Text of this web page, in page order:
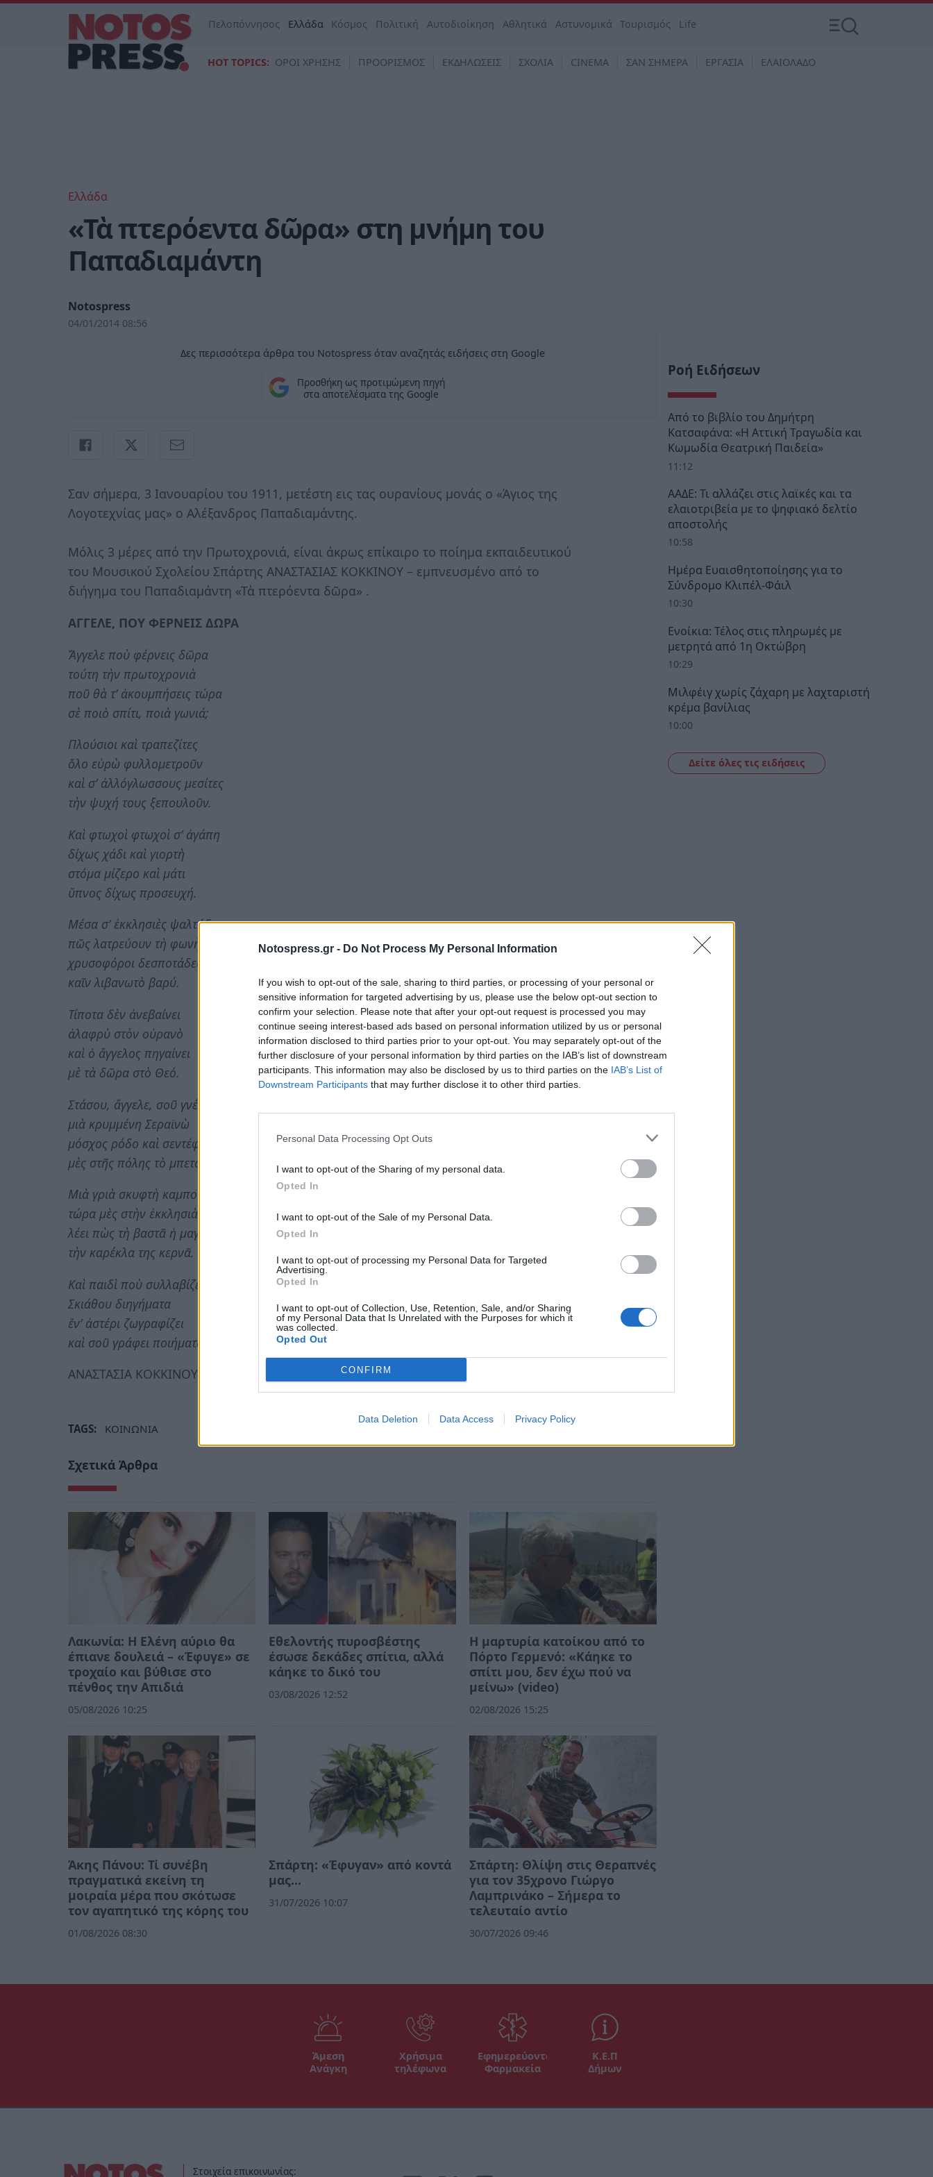
Notospress.gr - Do Not Process My Personal Information
If you wish to opt-out of the sale, sharing to third parties, or processing of your personal or
sensitive information for targeted advertising by us, please use the below opt-out section to
confirm your selection. Please note that after your opt-out request is processed you may
continue seeing interest-based ads based on personal information utilized by us or personal
information disclosed to third parties prior to your opt-out. You may separately opt-out of the
further disclosure of your personal information by third parties on the IAB’s list of downstream
participants. This information may also be disclosed by us to third parties on the IAB’s List of
Downstream Participants that may further disclose it to other third parties.
Personal Data Processing Opt Outs
I want to opt-out of the Sharing of my personal data.
Opted In
I want to opt-out of the Sale of my Personal Data.
Opted In
I want to opt-out of processing my Personal Data for Targeted
Advertising.
Opted In
I want to opt-out of Collection, Use, Retention, Sale, and/or Sharing
of my Personal Data that Is Unrelated with the Purposes for which it
was collected.
Opted Out
CONFIRM
Data Deletion Data Access Privacy Policy
Πελοπόννησος Ελλάδα Κόσμος Πολιτική Αυτοδιοίκηση Αθλητικά Αστυνομικά Τουρισμός Life
HOT TOPICS: ΟΡΟΙ ΧΡΗΣΗΣ ΠΡΟΟΡΙΣΜΟΣ ΕΚΔΗΛΩΣΕΙΣ ΣΧΟΛΙΑ CINEMA ΣΑΝ ΣΗΜΕΡΑ ΕΡΓΑΣΙΑ ΕΛΑΙΟΛΑΔΟ
Ελλάδα
«Τὰ πτερόεντα δῶρα» στη μνήμη του
Παπαδιαμάντη
Notospress
04/01/2014 08:56
Δες περισσότερα άρθρα του Notospress όταν αναζητάς ειδήσεις στη Google
Προσθήκη ως προτιμώμενη πηγή
στα αποτελέσματα της Google
Σαν σήμερα, 3 Ιανουαρίου του 1911, μετέστη εις τας ουρανίους μονάς ο «Άγιος της
Λογοτεχνίας μας» ο Αλέξανδρος Παπαδιαμάντης.
Μόλις 3 μέρες από την Πρωτοχρονιά, είναι άκρως επίκαιρο το ποίημα εκπαιδευτικού
του Μουσικού Σχολείου Σπάρτης ΑΝΑΣΤΑΣΙΑΣ ΚΟΚΚΙΝΟΥ – εμπνευσμένο από το
διήγημα του Παπαδιαμάντη «Τὰ πτερόεντα δῶρα» .
ΑΓΓΕΛΕ, ΠΟΥ ΦΕΡΝΕΙΣ ΔΩΡΑ
Ἄγγελε ποὺ φέρνεις δῶρα
τούτη τὴν πρωτοχρονιὰ
ποῦ θὰ τ’ ἀκουμπήσεις τώρα
σὲ ποιὸ σπίτι, ποιὰ γωνιά;
Πλούσιοι καὶ τραπεζίτες
ὅλο εὐρὼ φυλλομετροῦν
καὶ σ’ ἀλλόγλωσσους μεσίτες
τὴν ψυχή τους ξεπουλοῦν.
Καὶ φτωχοὶ φτωχοὶ σ’ ἀγάπη
δίχως χάδι καὶ γιορτὴ
στόμα μίζερο καὶ μάτι
ὕπνος δίχως προσευχή.
Μέσα σ’ ἐκκλησιὲς ψαλτάδες
πῶς λατρεύουν τὴ φωνὴ
χρυσοφόροι δεσποτάδες
καῖν λιβανωτὸ βαρύ.
Τίποτα δὲν ἀνεβαίνει
ἀλαφρὺ στὸν οὐρανὸ
καὶ ὁ ἄγγελος πηγαίνει
μὲ τὰ δῶρα στὸ Θεό.
Στάσου, ἄγγελε, σοῦ γνέφει
μιὰ κρυμμένη Σεραϊνὼ
μόσχος ρόδο καὶ σεντέφι
μὲς στῆς πόλης τὸ μπετό.
Μιὰ γριὰ σκυφτὴ καμπούρα
τώρα μὲς στὴν ἐκκλησιὰ
λέει πὼς τὴ βαστᾶ ἡ μαγκούρα
τὴν καρέκλα της κερνᾶ.
Καὶ παιδὶ ποὺ συλλαβίζει
Σκιάθου διηγήματα
ἕν’ ἀστέρι ζωγραφίζει
καὶ σοῦ γράφει ποιήματα.
ΑΝΑΣΤΑΣΙΑ ΚΟΚΚΙΝΟΥ
TAGS: ΚΟΙΝΩΝΙΑ
Σχετικά Άρθρα
Λακωνία: Η Ελένη αύριο θα
έπιανε δουλειά – «Έφυγε» σε
τροχαίο και βύθισε στο
πένθος την Απιδιά
05/08/2026 10:25
Εθελοντής πυροσβέστης
έσωσε δεκάδες σπίτια, αλλά
κάηκε το δικό του
03/08/2026 12:52
Η μαρτυρία κατοίκου από το
Πόρτο Γερμενό: «Κάηκε το
σπίτι μου, δεν έχω πού να
μείνω» (video)
02/08/2026 15:25
Άκης Πάνου: Τί συνέβη
πραγματικά εκείνη τη
μοιραία μέρα που σκότωσε
τον αγαπητικό της κόρης του
01/08/2026 08:30
Σπάρτη: «Έφυγαν» από κοντά
μας…
31/07/2026 10:07
Σπάρτη: Θλίψη στις Θεραπνές
για τον 35χρονο Γιώργο
Λαμπρινάκο – Σήμερα το
τελευταίο αντίο
30/07/2026 09:46
Ροή Ειδήσεων
Από το βιβλίο του Δημήτρη
Κατσαφάνα: «Η Αττική Τραγωδία και
Κωμωδία Θεατρική Παιδεία»
11:12
ΑΑΔΕ: Τι αλλάζει στις λαϊκές και τα
ελαιοτριβεία με το ψηφιακό δελτίο
αποστολής
10:58
Ημέρα Ευαισθητοποίησης για το
Σύνδρομο Κλιπέλ-Φάιλ
10:30
Ενοίκια: Τέλος στις πληρωμές με
μετρητά από 1η Οκτώβρη
10:29
Μιλφέιγ χωρίς ζάχαρη με λαχταριστή
κρέμα βανίλιας
10:00
Δείτε όλες τις ειδήσεις
Άμεση
Ανάγκη
Χρήσιμα
τηλέφωνα
Εφημερεύοντα
Φαρμακεία
Κ.Ε.Π
Δήμων
Στοιχεία επικοινωνίας: